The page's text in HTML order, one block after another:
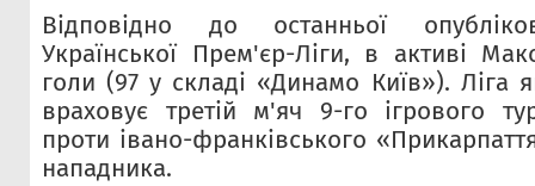
Відповідно до останньої
Української Прем'єр-Ліги, в активі
голи (97 у складі «Динамо Київ»). Ліга
враховує третій м'яч 9-го ігрового
проти івано-франківського
нападника.